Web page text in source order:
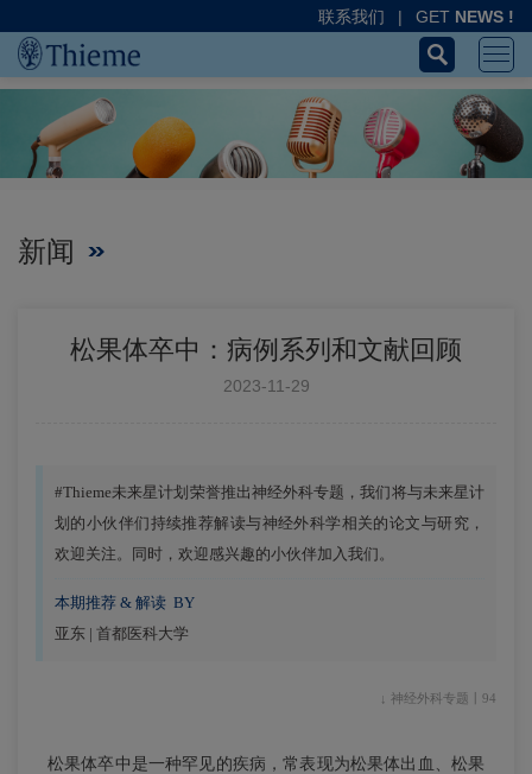
联系我们 | GET NEWS !
新闻
松果体卒中：病例系列和文献回顾
2023-11-29
#Thieme未来星计划荣誉推出神经外科专题，我们将与未来星计
划的小伙伴们持续推荐解读与神经外科学相关的论文与研究，
欢迎关注。同时，欢迎感兴趣的小伙伴加入我们。
本期推荐 & 解读 BY
亚东 | 首都医科大学
↓ 神经外科专题丨94
松果体卒中是一种罕见的疾病，常表现为松果体出血、松果